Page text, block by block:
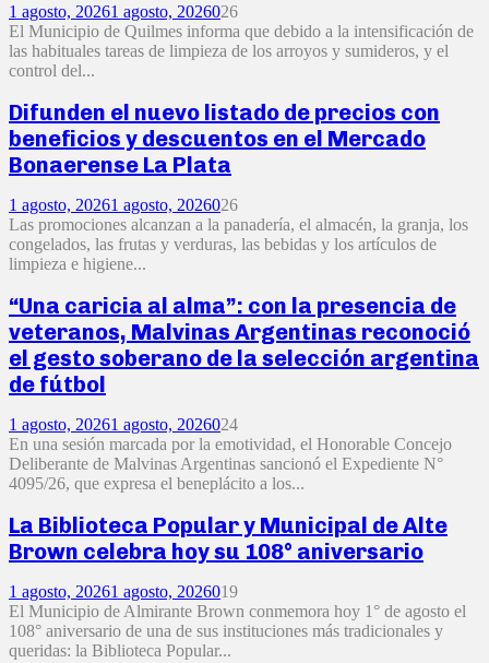
1 agosto, 20261 agosto, 2026026
El Municipio de Quilmes informa que debido a la intensificación de
las habituales tareas de limpieza de los arroyos y sumideros, y el
control del...
Difunden el nuevo listado de precios con
beneficios y descuentos en el Mercado
Bonaerense La Plata
1 agosto, 20261 agosto, 2026026
Las promociones alcanzan a la panadería, el almacén, la granja, los
congelados, las frutas y verduras, las bebidas y los artículos de
limpieza e higiene...
“Una caricia al alma”: con la presencia de
veteranos, Malvinas Argentinas reconoció
el gesto soberano de la selección argentina
de fútbol
1 agosto, 20261 agosto, 2026024
En una sesión marcada por la emotividad, el Honorable Concejo
Deliberante de Malvinas Argentinas sancionó el Expediente N°
4095/26, que expresa el beneplácito a los...
La Biblioteca Popular y Municipal de Alte
Brown celebra hoy su 108° aniversario
1 agosto, 20261 agosto, 2026019
El Municipio de Almirante Brown conmemora hoy 1° de agosto el
108° aniversario de una de sus instituciones más tradicionales y
queridas: la Biblioteca Popular...